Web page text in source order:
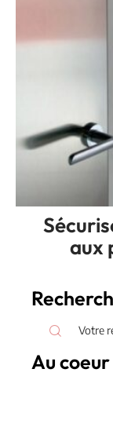
aux
Au